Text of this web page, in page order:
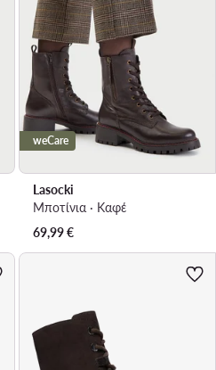
weCare
Lasocki
Μποτίνια · Καφέ
69,99€